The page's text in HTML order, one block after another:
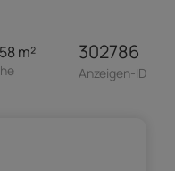
m² 302786
Anzeigen-ID